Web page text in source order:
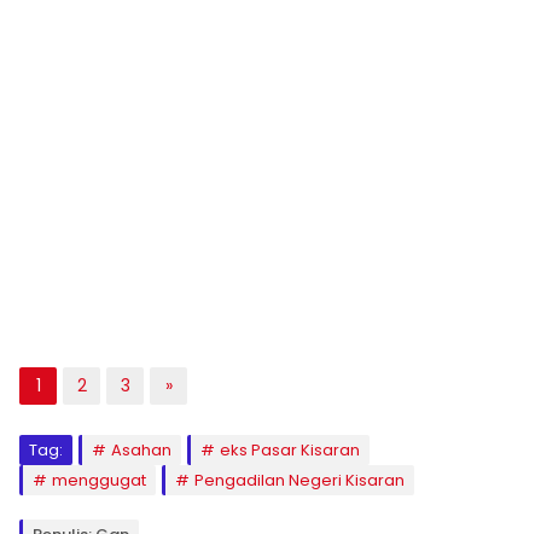
1 2 3 »
Tag: Asahan
eks Pasar Kisaran
menggugat
Pengadilan Negeri Kisaran